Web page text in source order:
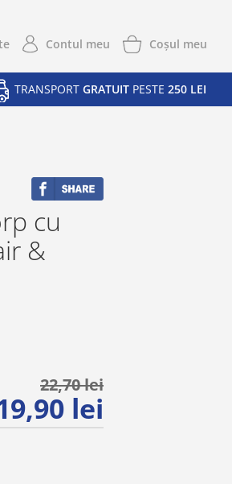
Contul meu Coşul meu
TRANSPORT GRATUIT PESTE 250 LEI
cu
&
lei
22,70 lei